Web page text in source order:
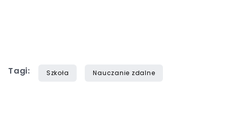
Tagi: Szkoła Nauczanie zdalne